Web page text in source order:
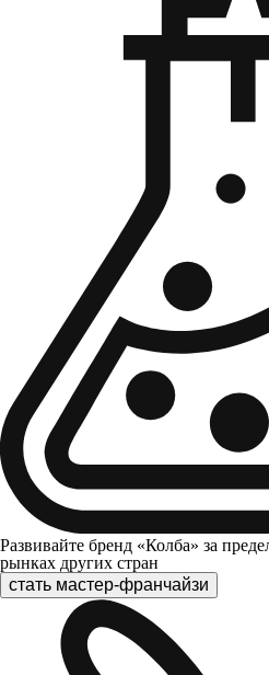
Развивайте бренд «Колба» за
рынках других стран
стать мастер-франчайзи